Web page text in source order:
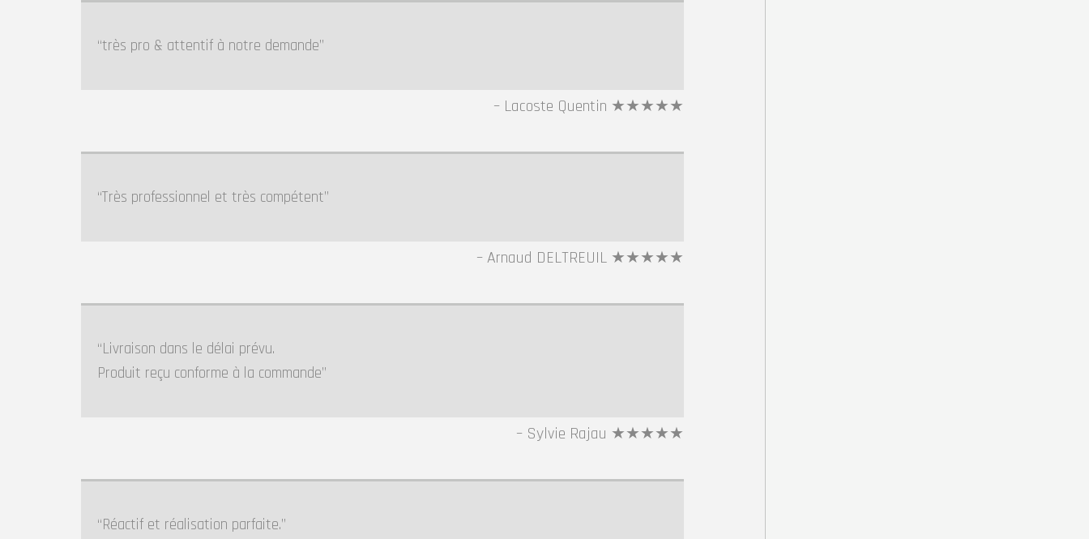
très pro & attentif à notre demande
Lacoste Quentin ★★★★★
Très professionnel et très compétent
Arnaud DELTREUIL ★★★★★
Livraison dans le délai prévu.
Produit reçu conforme à la commande
Sylvie Rajau ★★★★★
Réactif et réalisation parfaite.